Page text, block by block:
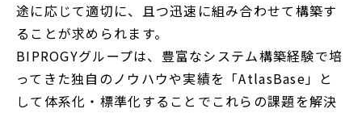
途に応じて適切に、且つ迅速に組み合わせて構築す
ることが求められます。
BIPROGYグループは、豊富なシステム構築経験で培
ってきた独自のノウハウや実績を「AtlasBase」と
して体系化・標準化することでこれらの課題を解決